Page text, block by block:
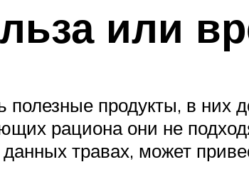
или
продукты, в них
рациона они не
травах, может